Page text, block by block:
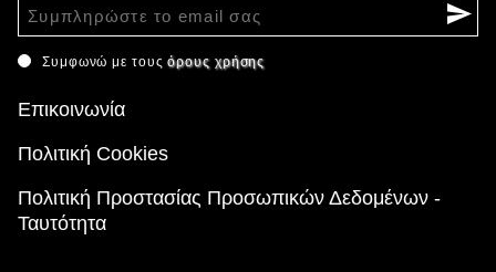
Συμφωνώ με τουςόρους χρήσης
Επικοινωνία
Πολιτική Cookies
Πολιτική Προστασίας Προσωπικών Δεδομένων -
Ταυτότητα